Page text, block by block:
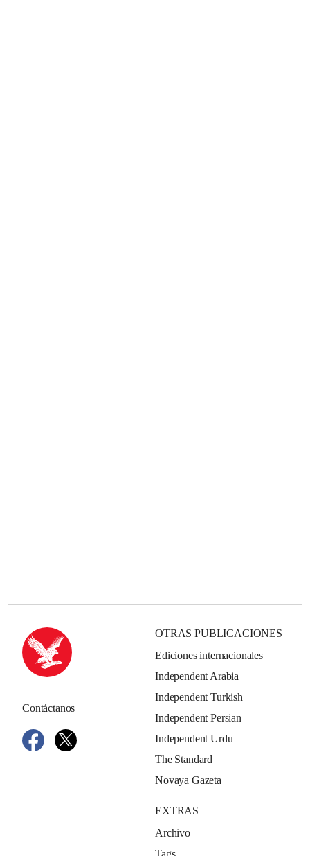
Contáctanos
OTRAS PUBLICACIONES
Ediciones internacionales
Independent Arabia
Independent Turkish
Independent Persian
Independent Urdu
The Standard
Novaya Gazeta
EXTRAS
Archivo
Tags